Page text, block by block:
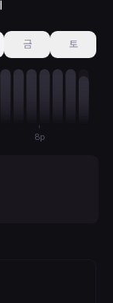
금 토
8p